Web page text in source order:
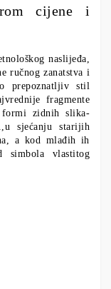
cijene i
naslijeđa,
ručnog zanatstva i
prepoznatljiv stil
fragmente
zidnih slika-
sjećanju starijih
a kod mlađih ih
simbola vlastitog